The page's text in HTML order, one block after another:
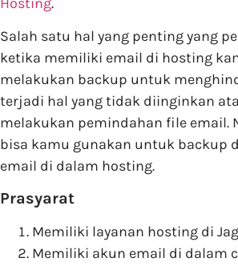
Salah satu hal yang penting yang
ketika memiliki email di hosting
melakukan backup untuk
terjadi hal yang tidak diinginkan
melakukan pemindahan file email.
bisa kamu gunakan untuk backup
email di dalam hosting.
Prasyarat
Memiliki layanan hosting di
Memiliki akun email di dalam